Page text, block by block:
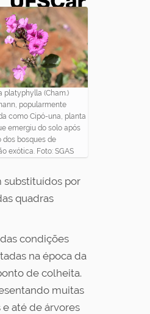
platyphylla (Cham.)
popularmente
como Cipó-una, planta
emergiu do solo após
dos bosques de
exótica. Foto: SGAS
substituídos por
quadras
condições
na época da
de colheita.
muitas
até de árvores